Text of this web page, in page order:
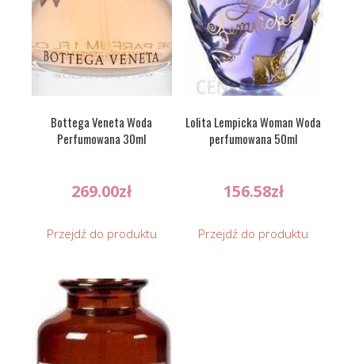
Bottega Veneta Woda
Perfumowana 30ml
269.00zł
Przejdź do produktu
Lolita Lempicka Woman Woda
perfumowana 50ml
156.58zł
Przejdź do produktu